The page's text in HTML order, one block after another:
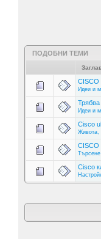
ПОДОБНИ ТЕМИ
CISCO
Идеи и
Идеи и
Cisco
Живота,
CISCO
Търсене
Cisco